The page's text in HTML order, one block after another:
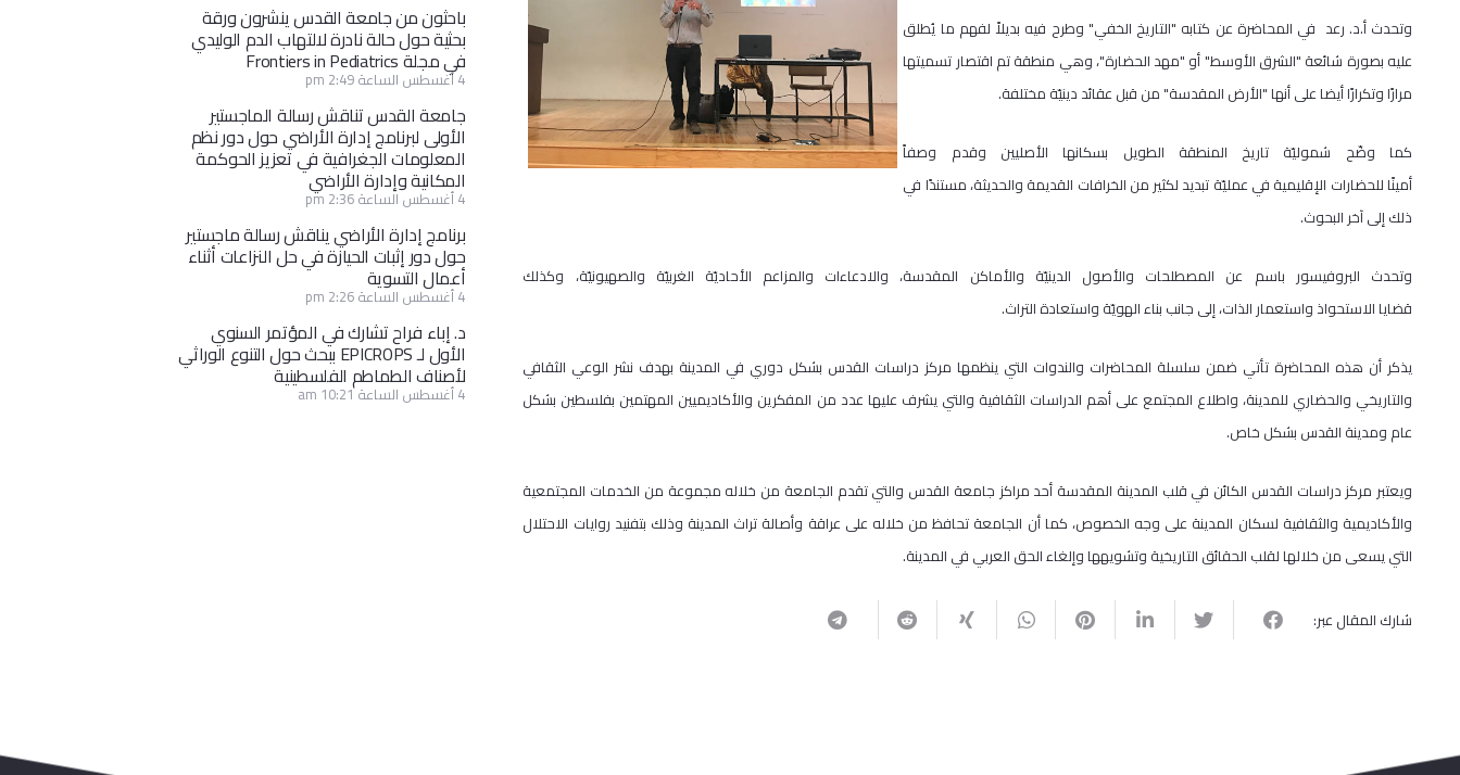
وتحدث أ.د. رعد في المحاضرة عن كتابه "التاريخ الخفي" وطرح فيه بديلاً لفهم ما يُطلق
عليه بصورة شائعة "الشرق الأوسط" أو "مهد الحضارة"، وهي منطقة تم اقتصار تسميتها
مرارًا وتكرارًا أيضا على أنها "الأرض المقدسة" من قبل عقائد دينيّة مختلفة.
كما وضّح شموليّة تاريخ المنطقة الطويل بسكانها الأصليين وقدم وصفاً
أمينًا للحضارات الإقليمية في عمليّة تبديد لكثير من الخرافات القديمة والحديثة، مستندًا في
ذلك إلى آخر البحوث.
وتحدث البروفيسور باسم عن المصطلحات والأصول الدينيّة والأماكن المقدسة، والادعاءات والمزاعم الأحاديّة الغربيّة والصهيونيّة، وكذلك
قضايا الاستحواذ واستعمار الذات، إلى جانب بناء الهويّة واستعادة التراث.
يذكر أن هذه المحاضرة تأتي ضمن سلسلة المحاضرات والندوات التي ينظمها مركز دراسات القدس بشكل دوري في المدينة بهدف نشر الوعي الثقافي
والتاريخي والحضاري للمدينة، واطلاع المجتمع على أهم الدراسات الثقافية والتي يشرف عليها عدد من المفكرين والأكاديميين المهتمين بفلسطين بشكل
عام ومدينة القدس بشكل خاص.
ويعتبر مركز دراسات القدس الكائن في قلب المدينة المقدسة أحد مراكز جامعة القدس والتي تقدم الجامعة من خلاله مجموعة من الخدمات المجتمعية
والأكاديمية والثقافية لسكان المدينة على وجه الخصوص، كما أن الجامعة تحافظ من خلاله على عراقة وأصالة تراث المدينة وذلك بتفنيد روايات الاحتلال
التي يسعى من خلالها لقلب الحقائق التاريخية وتشويهها وإلغاء الحق العربي في المدينة.
شارك المقال عبر:
باحثون من جامعة القدس ينشرون ورقة
بحثية حول حالة نادرة لالتهاب الدم الوليدي
في مجلة Frontiers in Pediatrics
4 أغسطس الساعة 2:49 pm
جامعة القدس تناقش رسالة الماجستير
الأولى لبرنامج إدارة الأراضي حول دور نظم
المعلومات الجغرافية في تعزيز الحوكمة
المكانية وإدارة الأراضي
4 أغسطس الساعة 2:36 pm
برنامج إدارة الأراضي يناقش رسالة ماجستير
حول دور إثبات الحيازة في حل النزاعات أثناء
أعمال التسوية
4 أغسطس الساعة 2:26 pm
د. إباء فراح تشارك في المؤتمر السنوي
الأول لـ EPICROPS ببحث حول التنوع الوراثي
لأصناف الطماطم الفلسطينية
4 أغسطس الساعة 10:21 am